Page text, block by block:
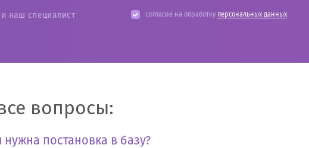
наш специалист
Согласие на обработку персональных данных
вопросы:
постановка в базу?